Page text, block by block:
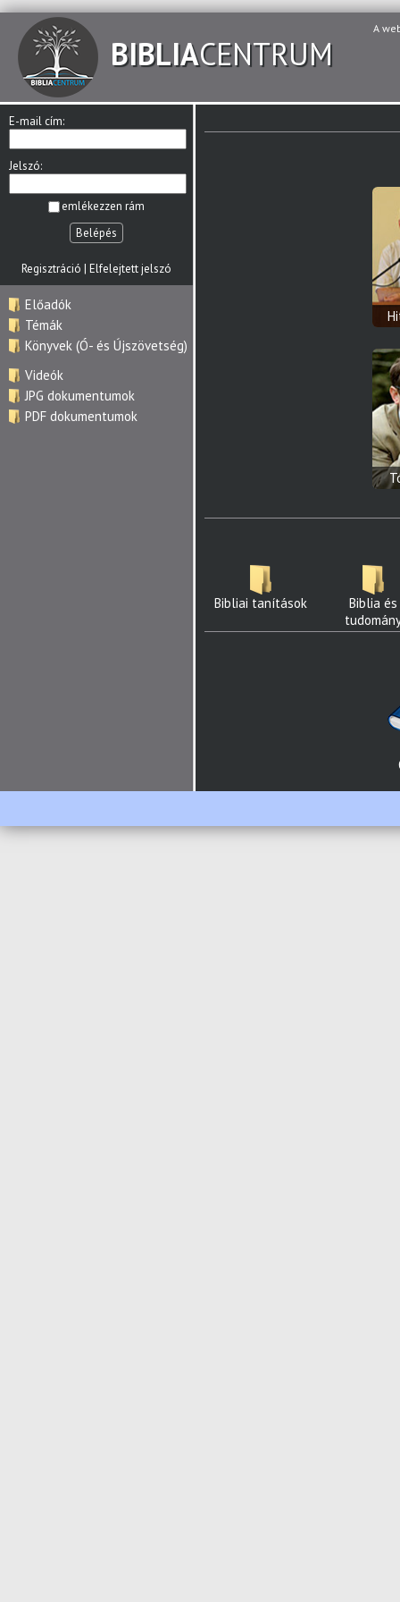
BIBLIACENTRUM
A
E-mail cím:
Jelszó:
emlékezzen rám
Belépés
Regisztráció | Elfelejtett jelszó
Előadók
Témák
Könyvek (Ó- és Újszövetség)
Videók
JPG dokumentumok
PDF dokumentumok
Bibliai tanítások
Biblia és